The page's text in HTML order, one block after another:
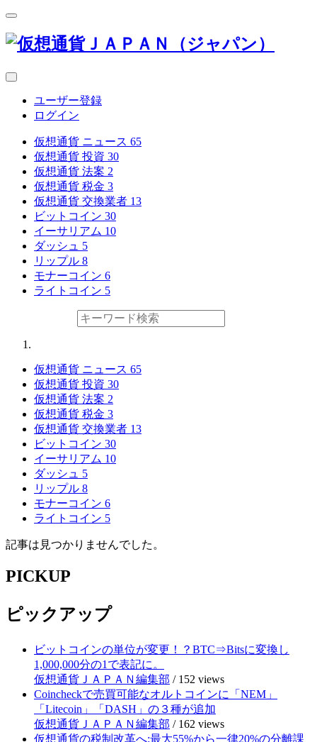
ユーザー登録
ログイン
仮想通貨 ニュース 65
仮想通貨 投資 30
仮想通貨 法案 2
仮想通貨 税金 3
仮想通貨 交換業者 13
ビットコイン 30
イーサリアム 10
ダッシュ 5
リップル 8
モナーコイン 6
ライトコイン 5
仮想通貨 ニュース 65
仮想通貨 投資 30
仮想通貨 法案 2
仮想通貨 税金 3
仮想通貨 交換業者 13
ビットコイン 30
イーサリアム 10
ダッシュ 5
リップル 8
モナーコイン 6
ライトコイン 5
記事は見つかりませんでした。
PICKUP
ピックアップ
ビットコインの単位が変更！？BTC⇒Bitsに変換し
1,000,000分の1で表記に。
仮想通貨ＪＡＰＡＮ編集部 / 152 views
Coincheckで売買可能なオルトコインに「NEM」
「Litecoin」「DASH」の３種が追加
仮想通貨ＪＡＰＡＮ編集部 / 162 views
仮想通貨の税制改革へ:最大55%から一律20%の分離課